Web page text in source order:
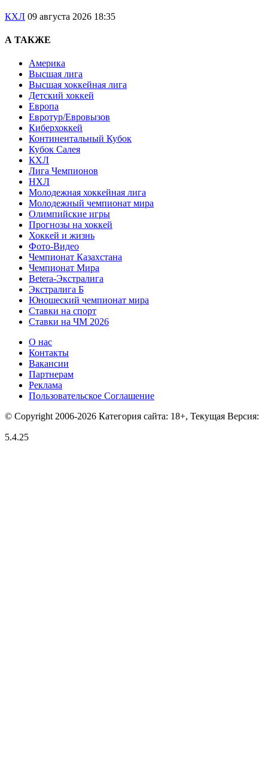
КХЛ 09 августа 2026 18:35
А ТАКЖЕ
Америка
Высшая лига
Высшая хоккейная лига
Детский хоккей
Европа
Евротур/Евровызов
Киберхоккей
Континентальный Кубок
Кубок Салея
КХЛ
Лига Чемпионов
НХЛ
Молодежная хоккейная лига
Молодежный чемпионат мира
Олимпийские игры
Прогнозы на хоккей
Хоккей и жизнь
Фото-Видео
Чемпионат Казахстана
Чемпионат Мира
Betera-Экстралига
Экстралига Б
Юношеский чемпионат мира
Ставки на спорт
Ставки на ЧМ 2026
О нас
Контакты
Вакансии
Партнерам
Реклама
Пользовательское Соглашение
© Copyright 2006-2026 Категория сайта: 18+, Текущая Версия:
5.4.25